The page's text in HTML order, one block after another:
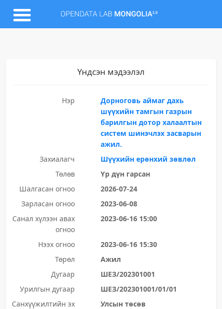
Үндсэн мэдээлэл
Нэр
Дорноговь аймаг дахь
шүүхийн тамгын газрын
барилгын дотор халаалтын
систем шинэчлэх засварын
ажил.
Захиалагч
Шүүхийн ерөнхий зөвлөл
Төлөв
Үр дүн гарсан
Шалгасан огноо
2026-07-24
Зарласан огноо
2023-06-08
Санал хүлээн авах
огноо
2023-06-16 15:00
Нээх огноо
2023-06-16 15:30
Төрөл
Ажил
Дугаар
ШЕЗ/202301001
Урилгын дугаар
ШЕЗ/202301001/01/01
Санхүүжилтийн эх
Улсын төсөв